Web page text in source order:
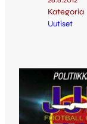
Kategoria
Uutiset